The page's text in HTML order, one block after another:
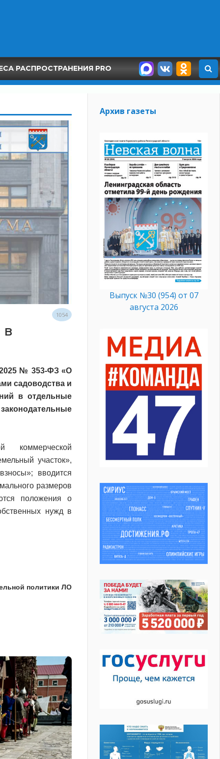
РАСПРОСТРАНЕНИЯ PRO
1054
№ 353-ФЗ «О
садоводства и
в отдельные
коммерческой
участок»,
вводится
размеров
положения о
нужд в
политики ЛО
Архив газеты
Выпуск №30 (954) от 07
августа 2026